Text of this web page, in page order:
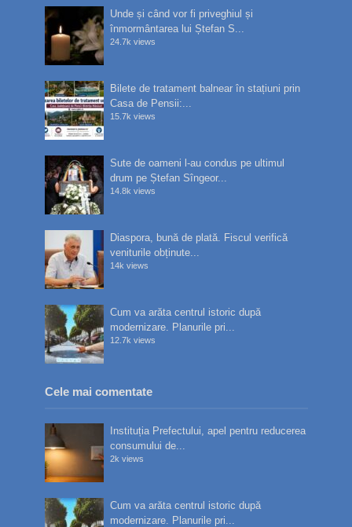
Unde și când vor fi priveghiul și
înmormântarea lui Ștefan S...
24.7k views
Bilete de tratament balnear în stațiuni prin
Casa de Pensii:...
15.7k views
Sute de oameni l-au condus pe ultimul
drum pe Ștefan Sîngeor...
14.8k views
Diaspora, bună de plată. Fiscul verifică
veniturile obținute...
14k views
Cum va arăta centrul istoric după
modernizare. Planurile pri...
12.7k views
Cele mai comentate
Instituția Prefectului, apel pentru reducerea
consumului de...
2k views
Cum va arăta centrul istoric după
modernizare. Planurile pri...